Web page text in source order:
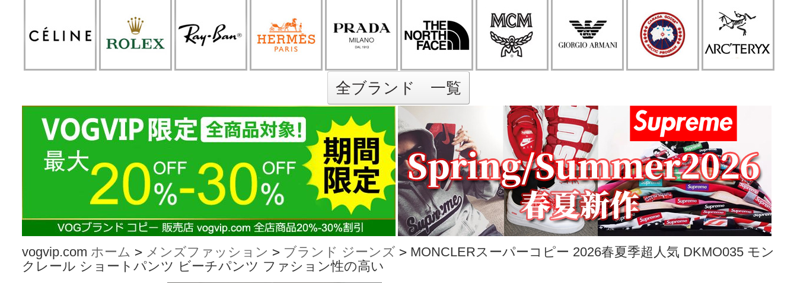
全ブランド 一覧
vogvip.com ホーム > メンズファッション > ブランド ジーンズ > MONCLERスーパーコピー 2026春夏季超人気 DKMO035 モン
クレール ショートパンツ ビーチパンツ ファション性の高い